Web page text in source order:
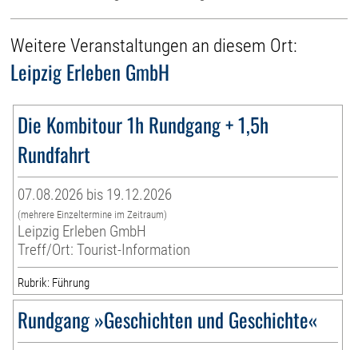
Weitere Veranstaltungen an diesem Ort:
Leipzig Erleben GmbH
Die Kombitour 1h Rundgang + 1,5h
Rundfahrt
07.08.2026 bis 19.12.2026
(mehrere Einzeltermine im Zeitraum)
Leipzig Erleben GmbH
Treff/Ort: Tourist-Information
Rubrik: Führung
Rundgang »Geschichten und Geschichte«